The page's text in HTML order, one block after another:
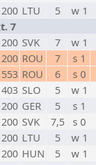
LTU 5
w 1
7
SVK 7
w 1
ROU 7
s 1
ROU 6
s 0
SLO 5
w 1
GER 5
s 1
SVK 7,5
s 0
LTU 5
w 1
HUN 5
w 1